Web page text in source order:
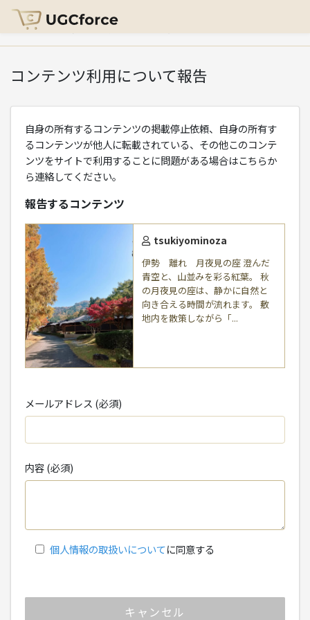
HOME > コンテンツ利用について報告
コンテンツ利用について報告
自身の所有するコンテンツの掲載停止依頼、自身の所有す
るコンテンツが他人に転載されている、その他このコンテ
ンツをサイトで利用することに問題がある場合はこちらか
ら連絡してください。
報告するコンテンツ
tsukiyominoza
伊勢 離れ 月夜見の座 澄んだ
青空と、山並みを彩る紅葉。 秋
の月夜見の座は、静かに自然と
向き合える時間が流れます。 敷
地内を散策しながら「...
メールアドレス (必須)
内容 (必須)
個人情報の取扱いについてに同意する
キャンセル